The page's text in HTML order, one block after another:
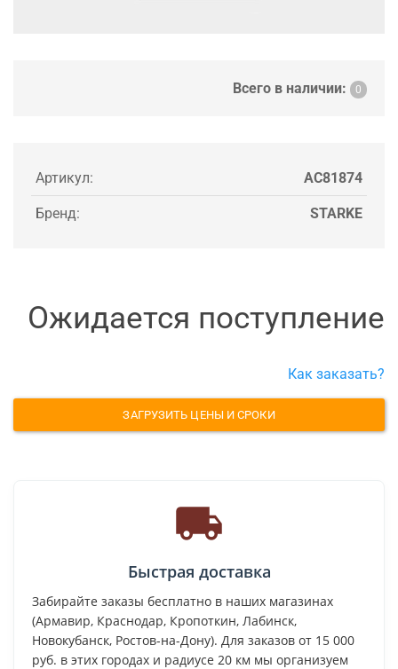
Всего в наличии: 0
Артикул: AC81874
Бренд: STARKE
Ожидается поступление
Как заказать?
ЗАГРУЗИТЬ ЦЕНЫ И СРОКИ
Быстрая доставка
Забирайте заказы бесплатно в наших магазинах
(Армавир, Краснодар, Кропоткин, Лабинск,
Новокубанск, Ростов-на-Дону). Для заказов от 15 000
руб. в этих городах и радиусе 20 км мы организуем